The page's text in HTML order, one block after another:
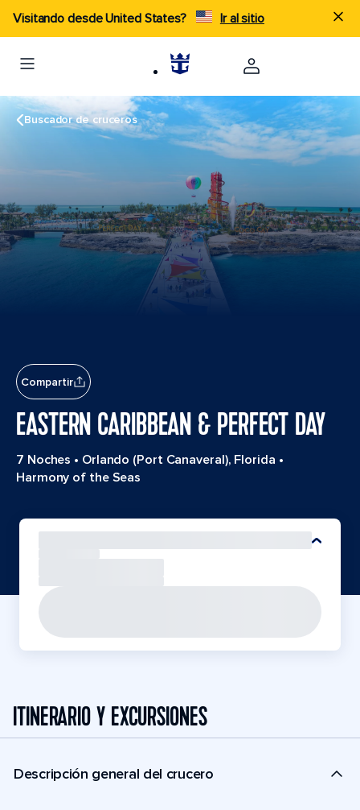
Visitando desde United States? Ir al sitio
Buscador de cruceros
Compartir
EASTERN CARIBBEAN & PERFECT DAY
7 Noches • Orlando (Port Canaveral), Florida •
Harmony of the Seas
ITINERARIO Y EXCURSIONES
Descripción general del crucero